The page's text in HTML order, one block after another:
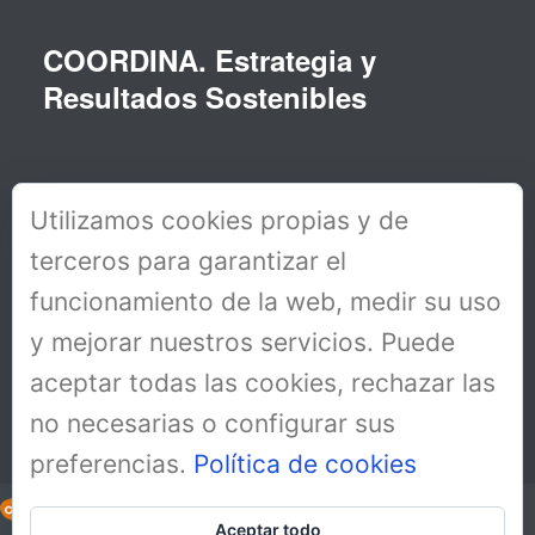
COORDINA. Estrategia y
Resultados Sostenibles
Utilizamos cookies propias y de
terceros para garantizar el
funcionamiento de la web, medir su uso
y mejorar nuestros servicios. Puede
aceptar todas las cookies, rechazar las
no necesarias o configurar sus
preferencias. Política de cookies
Aceptar todo